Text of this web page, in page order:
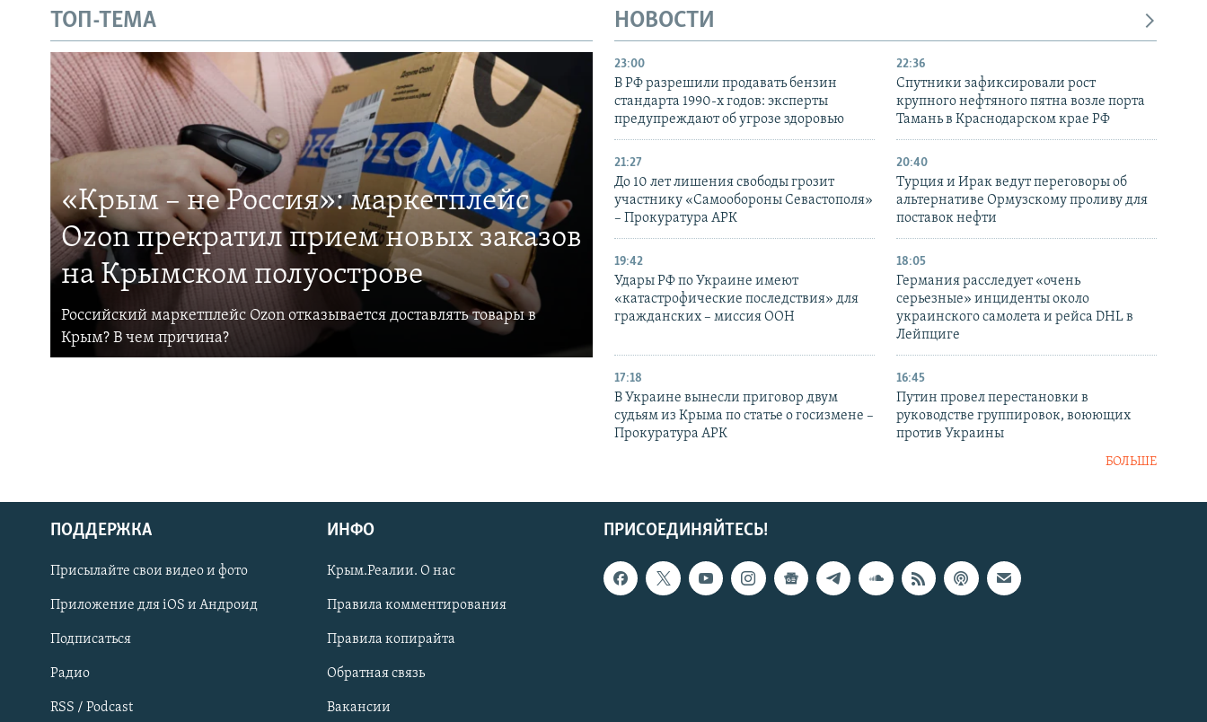
Українською
Qırımtatar
ПРИСОЕДИНЯЙТЕСЬ!
ТОП-ТЕМА
«Крым – не Россия»: маркетплейс
Ozon прекратил прием новых заказов
на Крымском полуострове
Российский маркетплейс Ozon отказывается доставлять товары в
Крым? В чем причина?
НОВОСТИ
23:00
В РФ разрешили продавать бензин
стандарта 1990-х годов: эксперты
предупреждают об угрозе здоровью
22:36
Спутники зафиксировали рост
крупного нефтяного пятна возле порта
Тамань в Краснодарском крае РФ
21:27
До 10 лет лишения свободы грозит
участнику «Самообороны Севастополя»
– Прокуратура АРК
20:40
Турция и Ирак ведут переговоры об
альтернативе Ормузскому проливу для
поставок нефти
19:42
Удары РФ по Украине имеют
«катастрофические последствия» для
гражданских – миссия ООН
18:05
Германия расследует «очень
серьезные» инциденты около
украинского самолета и рейса DHL в
Лейпциге
17:18
В Украине вынесли приговор двум
судьям из Крыма по статье о госизмене –
Прокуратура АРК
16:45
Путин провел перестановки в
руководстве группировок, воюющих
против Украины
БОЛЬШЕ
ПРИСОЕДИНЯЙТЕСЬ!
ПОДДЕРЖКА
Присылайте свои видео и фото
Приложение для iOS и Андроид
Подписаться
Радио
RSS / Podcast
ИНФО
Крым.Реалии. О нас
Правила комментирования
Правила копирайта
Обратная связь
Вакансии